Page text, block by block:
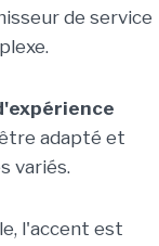
de service
adapté et
variés.
l'accent est